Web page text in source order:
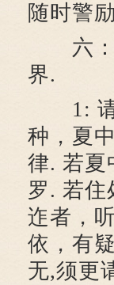
随时警
六：
界.
1: 请
种，夏
律. 若夏
罗. 若住
迮者，
依，有
无,须更